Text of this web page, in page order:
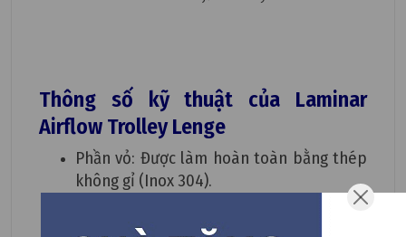
Thông số kỹ thuật của Laminar
Airflow Trolley Lenge
Phần vỏ: Được làm hoàn toàn bằng thép
không gỉ (Inox 304).
Bộ lọc: Sử dụng lọc thô G4 và lọc hiệu
suất cao Hepa H14.